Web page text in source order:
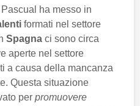
ha messo in
formati nel settore
Spagna ci sono circa
aperte nel settore
a causa della mancanza
Questa situazione
per promuovere